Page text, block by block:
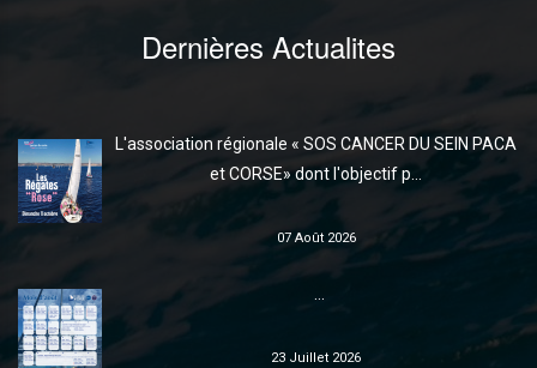
Dernières Actualites
L'association régionale « SOS CANCER DU SEIN PACA
et CORSE» dont l'objectif p...
07 Août 2026
23 Juillet 2026